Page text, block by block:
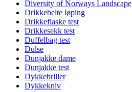
Diversity of Norways Landscape
Drikkebelte løping
Drikkeflaske test
Drikkesekk test
Duffelbag test
Dulse
Dunjakke dame
Dunjakke test
Dykkebriller
Dykkekniv